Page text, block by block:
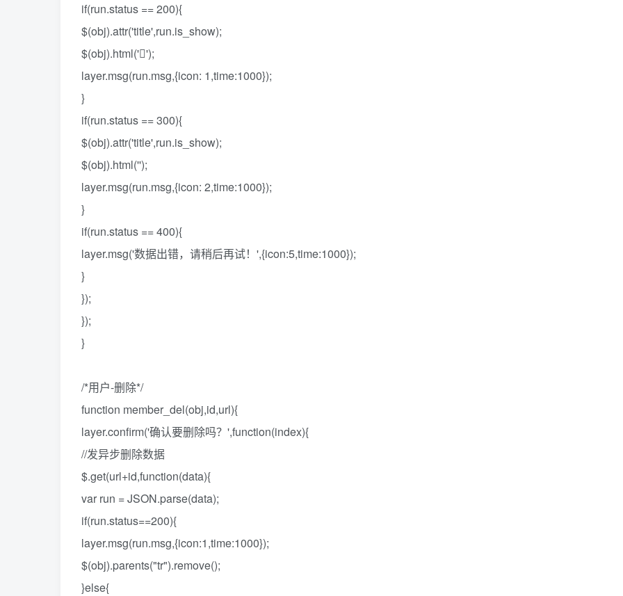
if(run.status == 200){
$(obj).attr('title',run.is_show);
$(obj).html('');
layer.msg(run.msg,{icon: 1,time:1000});
}
if(run.status == 300){
$(obj).attr('title',run.is_show);
$(obj).html('');
layer.msg(run.msg,{icon: 2,time:1000});
}
if(run.status == 400){
layer.msg('数据出错，请稍后再试！',{icon:5,time:1000});
}
});
});
}
/*用户-删除*/
function member_del(obj,id,url){
layer.confirm('确认要删除吗？',function(index){
//发异步删除数据
$.get(url+id,function(data){
var run = JSON.parse(data);
if(run.status==200){
layer.msg(run.msg,{icon:1,time:1000});
$(obj).parents("tr").remove();
}else{